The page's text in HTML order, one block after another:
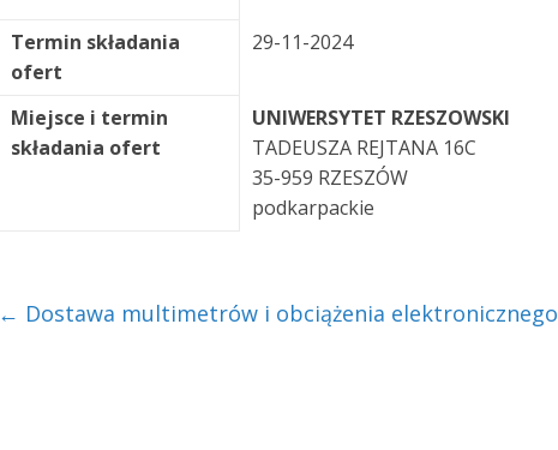
Termin składania
ofert
29-11-2024
Miejsce i termin
składania ofert
UNIWERSYTET RZESZOWSKI
TADEUSZA REJTANA 16C
35-959 RZESZÓW
podkarpackie
← Dostawa multimetrów i obciążenia elektronicznego